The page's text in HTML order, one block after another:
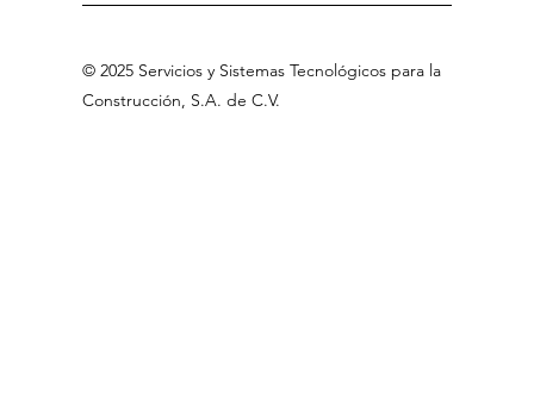
© 2025 Servicios y Sistemas Tecnológicos para la
Construcción, S.A. de C.V.